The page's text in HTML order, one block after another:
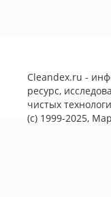
Cleandex.ru -
ресурс,
чистых
(с) 1999-2025,